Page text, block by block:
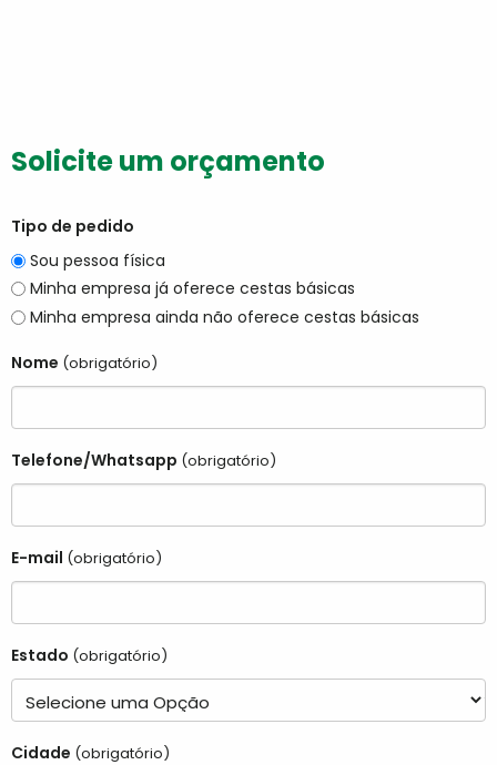
Solicite um orçamento
Tipo de pedido
Sou pessoa física
Minha empresa já oferece cestas básicas
Minha empresa ainda não oferece cestas básicas
Nome (obrigatório)
Telefone/Whatsapp (obrigatório)
E-mail (obrigatório)
Estado (obrigatório)
Cidade (obrigatório)